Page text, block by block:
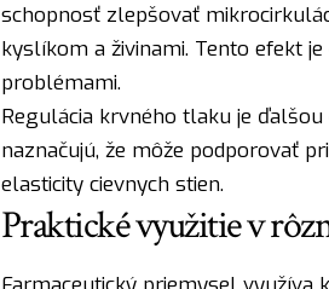
schopnosť zlepšovať
kyslíkom a živinami. Tento efekt
problémami.
Regulácia krvného tlaku je
naznačujú, že môže podporovať
elasticity cievnych stien.
Praktické využitie v